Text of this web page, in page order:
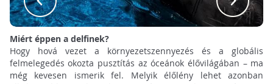
Miért éppen a delfinek?
Hogy hová vezet a környezetszennyezés és a globális
felmelegedés okozta pusztítás az óceánok élővilágában – ma
még kevesen ismerik fel. Melyik élőlény lehet azonban